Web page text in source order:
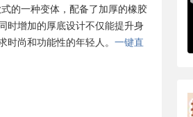
的一种变体，配备了加厚的橡胶
时增加的厚底设计不仅能提升身
尚和功能性的年轻人。 一键直